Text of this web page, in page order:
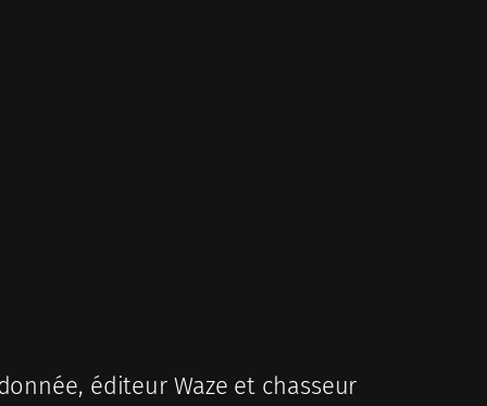
éditeur Waze et chasseur